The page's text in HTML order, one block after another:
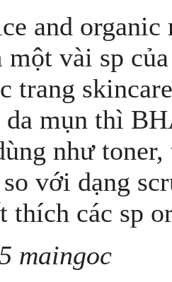
and
một vài sp
trang
mụn thì
như
với dạng
thích các sp
maingoc